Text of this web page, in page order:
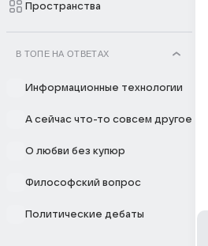
Пространства
В ТОПЕ НА ОТВЕТАХ
Информационные технологии
А сейчас что-то совсем другое
О любви без купюр
Философский вопрос
Политические дебаты